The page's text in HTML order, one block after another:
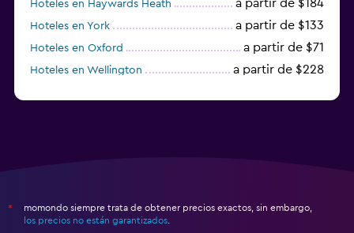
Hoteles en Haywards Heath a partir de $184
Hoteles en York a partir de $133
Hoteles en Oxford a partir de $71
Hoteles en Wellington a partir de $228
*
momondo siempre trata de obtener precios exactos, sin embargo,
los precios no están garantizados